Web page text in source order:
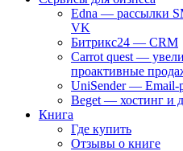
Edna — рассылки
VK
Битрикс24 — CRM
Carrot quest —
проактивные
UniSender — Email-
Beget — хостинг и
Книга
Где купить
Отзывы о книге